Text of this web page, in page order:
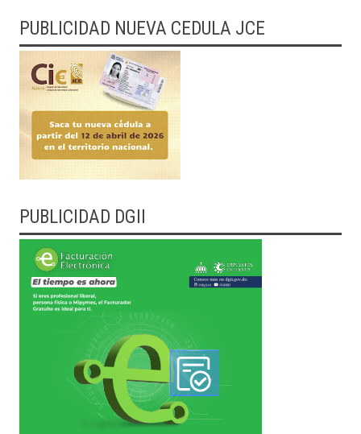
PUBLICIDAD NUEVA CEDULA JCE
PUBLICIDAD DGII